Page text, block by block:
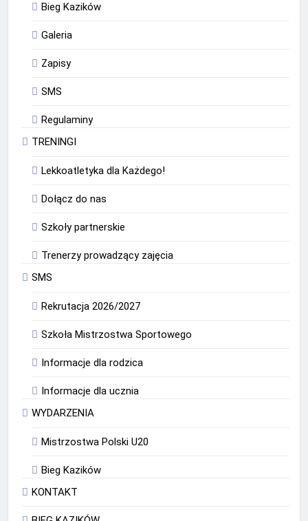
Bieg Kazików
Galeria
Zapisy
SMS
Regulaminy
TRENINGI
Lekkoatletyka dla Każdego!
Dołącz do nas
Szkoły partnerskie
Trenerzy prowadzący zajęcia
SMS
Rekrutacja 2026/2027
Szkoła Mistrzostwa Sportowego
Informacje dla rodzica
Informacje dla ucznia
WYDARZENIA
Mistrzostwa Polski U20
Bieg Kazików
KONTAKT